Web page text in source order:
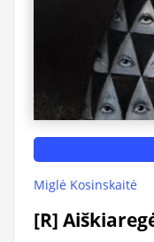
Miglė Kosinskaitė
[R]